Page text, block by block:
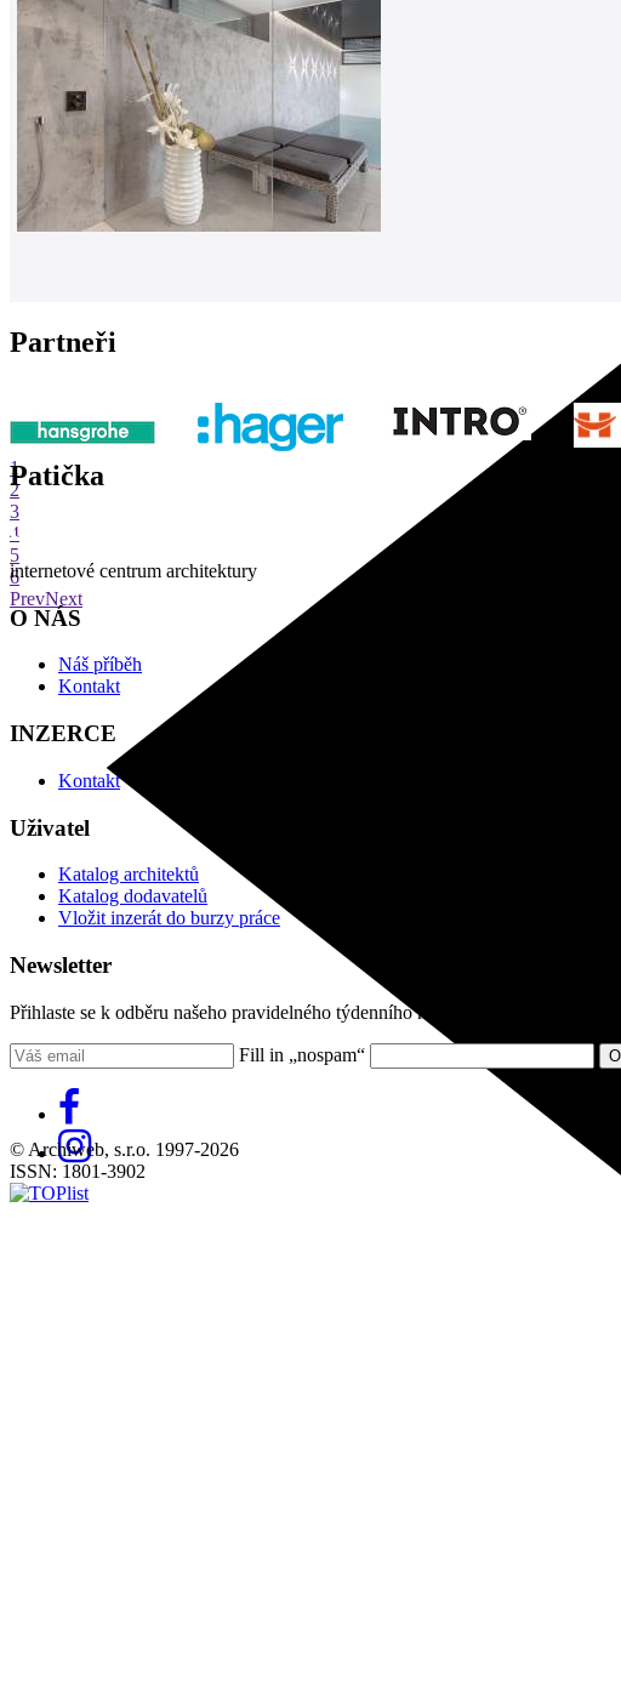
Partneři
1
2
3
4
5
6
PrevNext
Patička
internetové centrum architektury
O NÁS
Náš příběh
Kontakt
INZERCE
Kontakt
Uživatel
Katalog architektů
Katalog dodavatelů
Vložit inzerát do burzy práce
Newsletter
Přihlaste se k odběru našeho pravidelného týdenního newsletteru:
Fill in „nospam“
© Archiweb, s.r.o. 1997-2026
ISSN: 1801-3902